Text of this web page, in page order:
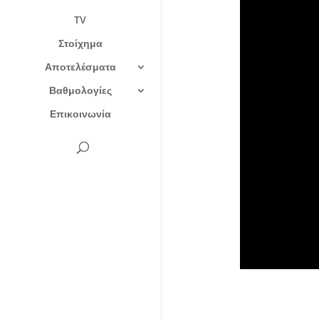
TV
Στοίχημα
Αποτελέσματα
Βαθμολογίες
Επικοινωνία